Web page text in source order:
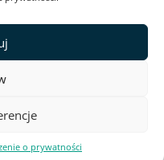
o prywatności